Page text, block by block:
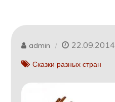
admin 22.09.2014
Сказки разных стран